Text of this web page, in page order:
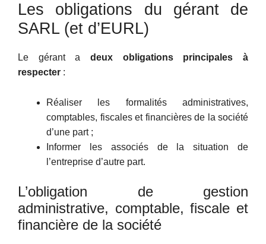
Les obligations du gérant de
SARL (et d’EURL)
Le gérant a deux obligations principales à
respecter :
Réaliser les formalités administratives,
comptables, fiscales et financières de la société
d’une part ;
Informer les associés de la situation de
l’entreprise d’autre part.
L’obligation de gestion
administrative, comptable, fiscale et
financière de la société